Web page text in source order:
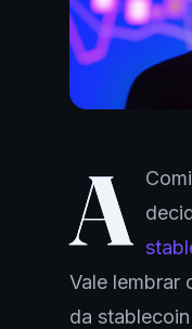
A
Vale lembrar
da